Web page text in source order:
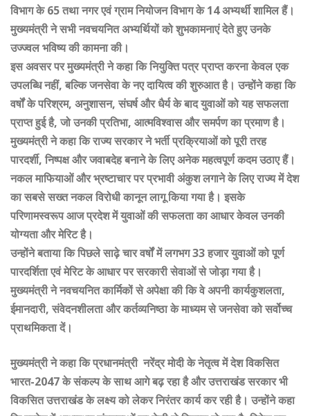
विभाग के 65 तथा नगर एवं ग्राम नियोजन विभाग के 14 अभ्यर्थी शामिल हैं।
मुख्यमंत्री ने सभी नवचयनित अभ्यर्थियों को शुभकामनाएं देते हुए उनके
उज्ज्वल भविष्य की कामना की।
इस अवसर पर मुख्यमंत्री ने कहा कि नियुक्ति पत्र प्राप्त करना केवल एक
उपलब्धि नहीं, बल्कि जनसेवा के नए दायित्व की शुरुआत है। उन्होंने कहा कि
वर्षों के परिश्रम, अनुशासन, संघर्ष और धैर्य के बाद युवाओं को यह सफलता
प्राप्त हुई है, जो उनकी प्रतिभा, आत्मविश्वास और समर्पण का प्रमाण है।
मुख्यमंत्री ने कहा कि राज्य सरकार ने भर्ती प्रक्रियाओं को पूरी तरह
पारदर्शी, निष्पक्ष और जवाबदेह बनाने के लिए अनेक महत्वपूर्ण कदम उठाए हैं।
नकल माफियाओं और भ्रष्टाचार पर प्रभावी अंकुश लगाने के लिए राज्य में देश
का सबसे सख्त नकल विरोधी कानून लागू किया गया है। इसके
परिणामस्वरूप आज प्रदेश में युवाओं की सफलता का आधार केवल उनकी
योग्यता और मेरिट है।
उन्होंने बताया कि पिछले साढ़े चार वर्षों में लगभग 33 हजार युवाओं को पूर्ण
पारदर्शिता एवं मेरिट के आधार पर सरकारी सेवाओं से जोड़ा गया है।
मुख्यमंत्री ने नवचयनित कार्मिकों से अपेक्षा की कि वे अपनी कार्यकुशलता,
ईमानदारी, संवेदनशीलता और कर्तव्यनिष्ठा के माध्यम से जनसेवा को सर्वोच्च
प्राथमिकता दें।
मुख्यमंत्री ने कहा कि प्रधानमंत्री नरेंद्र मोदी के नेतृत्व में देश विकसित
भारत-2047 के संकल्प के साथ आगे बढ़ रहा है और उत्तराखंड सरकार भी
विकसित उत्तराखंड के लक्ष्य को लेकर निरंतर कार्य कर रही है। उन्होंने कहा